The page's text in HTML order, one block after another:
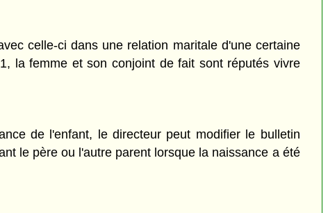
celle-ci dans une relation maritale d'une certaine
la femme et son conjoint de fait sont réputés vivre
de l'enfant, le directeur peut modifier le bulletin
le père ou l'autre parent lorsque la naissance a été